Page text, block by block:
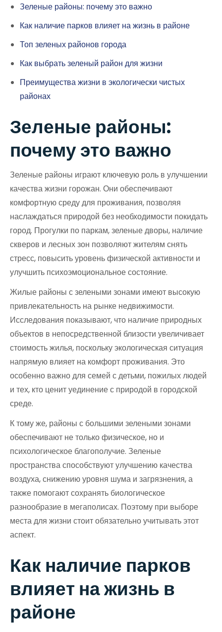
Зеленые районы: почему это важно
Как наличие парков влияет на жизнь в районе
Топ зеленых районов города
Как выбрать зеленый район для жизни
Преимущества жизни в экологически чистых
районах
Зеленые районы:
почему это важно
Зеленые районы играют ключевую роль в улучшении
качества жизни горожан. Они обеспечивают
комфортную среду для проживания, позволяя
наслаждаться природой без необходимости покидать
город. Прогулки по паркам, зеленые дворы, наличие
скверов и лесных зон позволяют жителям снять
стресс, повысить уровень физической активности и
улучшить психоэмоциональное состояние.
Жилые районы с зелеными зонами имеют высокую
привлекательность на рынке недвижимости.
Исследования показывают, что наличие природных
объектов в непосредственной близости увеличивает
стоимость жилья, поскольку экологическая ситуация
напрямую влияет на комфорт проживания. Это
особенно важно для семей с детьми, пожилых людей
и тех, кто ценит уединение с природой в городской
среде.
К тому же, районы с большими зелеными зонами
обеспечивают не только физическое, но и
психологическое благополучие. Зеленые
пространства способствуют улучшению качества
воздуха, снижению уровня шума и загрязнения, а
также помогают сохранять биологическое
разнообразие в мегаполисах. Поэтому при выборе
места для жизни стоит обязательно учитывать этот
аспект.
Как наличие парков
влияет на жизнь в
районе